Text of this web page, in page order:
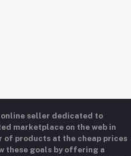
seller dedicated to
marketplace on the web in
of products at the cheap prices
these goals by offering a